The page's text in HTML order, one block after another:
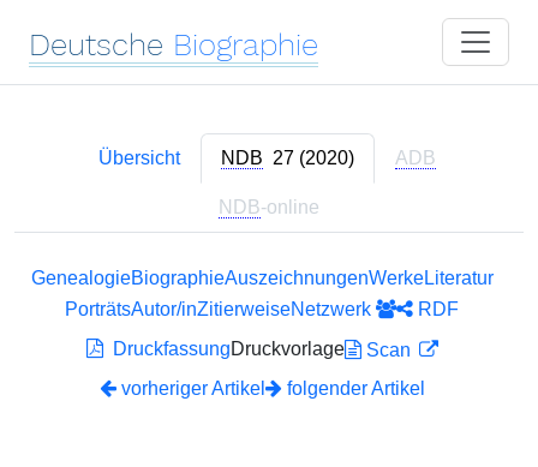
Deutsche Biographie
Übersicht NDB 27 (2020) ADB
NDB-online
GenealogieBiographieAuszeichnungenWerkeLiteratur
PorträtsAutor/inZitierweiseNetzwerk
RDF
DruckfassungDruckvorlage
Scan
vorheriger Artikel
folgender Artikel